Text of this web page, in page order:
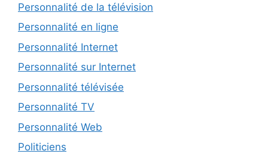
Personnalité de la télévision
Personnalité en ligne
Personnalité Internet
Personnalité sur Internet
Personnalité télévisée
Personnalité TV
Personnalité Web
Politiciens